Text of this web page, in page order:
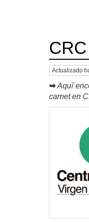
Actualizado
➡ Aquí
carnet en